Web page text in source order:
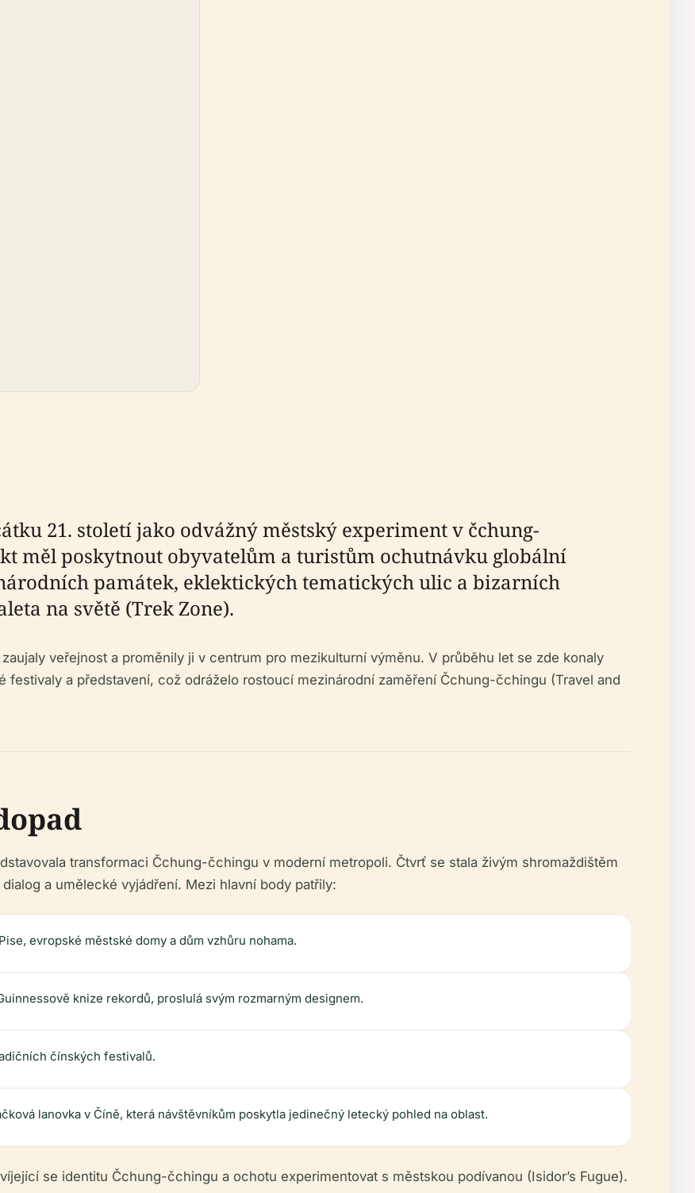
21. století jako odvážný městský experiment v čchung-
měl poskytnout obyvatelům a turistům ochutnávku globální
památek, eklektických tematických ulic a bizarních
na světě (Trek Zone).
veřejnost a proměnily ji v centrum pro mezikulturní výměnu. V průběhu let se zde konaly
festivaly a představení, což odráželo rostoucí mezinárodní zaměření Čchung-čchingu (Travel and
transformaci Čchung-čchingu v moderní metropoli. Čtvrť se stala živým shromaždištěm
a umělecké vyjádření. Mezi hlavní body patřily:
evropské městské domy a dům vzhůru nohama.
knize rekordů, proslulá svým rozmarným designem.
čínských festivalů.
lanovka v Číně, která návštěvníkům poskytla jedinečný letecký pohled na oblast.
se identitu Čchung-čchingu a ochotu experimentovat s městskou podívanou (Isidor’s Fugue).